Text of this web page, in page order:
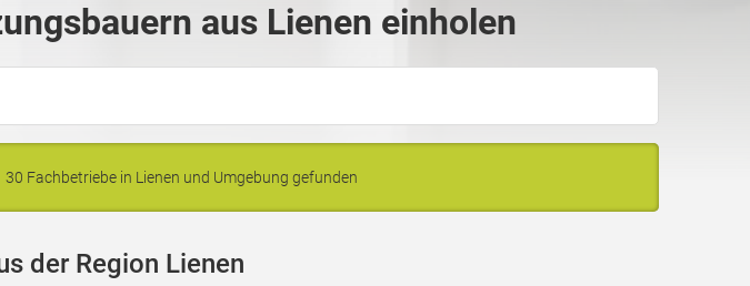
aus Lienen einholen
30 Fachbetriebe in Lienen und Umgebung gefunden
der Region Lienen